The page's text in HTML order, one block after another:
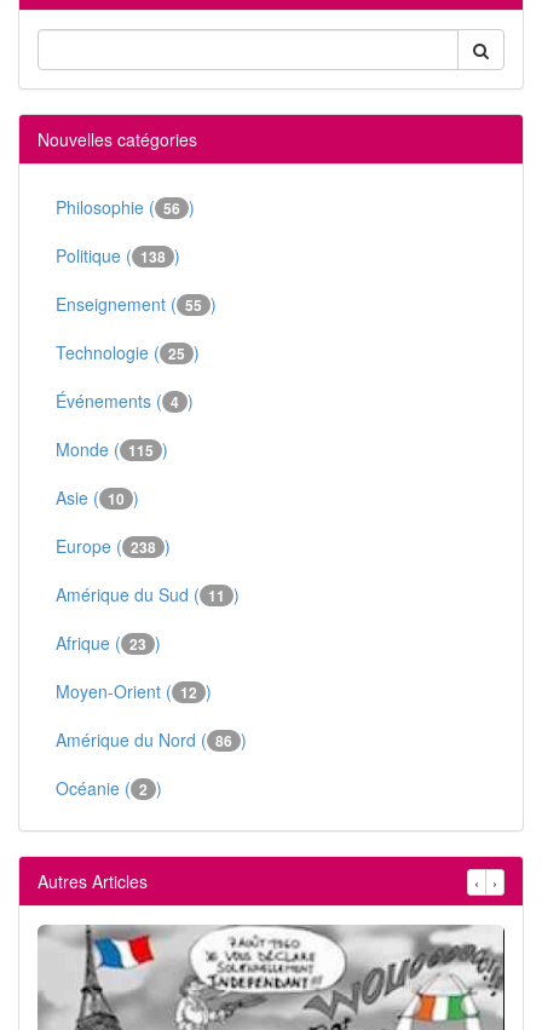
Nouvelles catégories
Philosophie ( 56 )
Politique ( 138 )
Enseignement ( 55 )
Technologie ( 25 )
Événements ( 4 )
Monde ( 115 )
Asie ( 10 )
Europe ( 238 )
Amérique du Sud ( 11 )
Afrique ( 23 )
Moyen-Orient ( 12 )
Amérique du Nord ( 86 )
Océanie ( 2 )
Autres Articles ‹ ›